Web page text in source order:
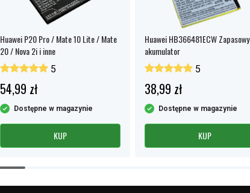
Huawei P20 Pro / Mate 10 Lite / Mate
20 / Nova 2i i inne
5
54,99 zł
Dostępne w magazynie
KUP
Huawei HB366481ECW Zapasowy
akumulator
5
38,99 zł
Dostępne w magazynie
KUP